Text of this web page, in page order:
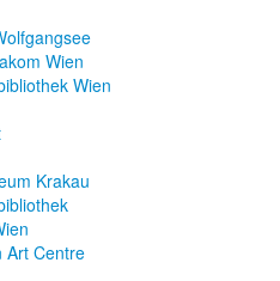
Wien
Wien
Krakau
Art Centre